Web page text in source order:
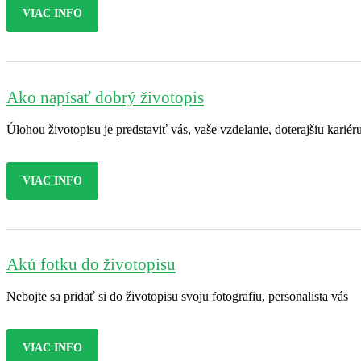
VIAC INFO
Ako napísať dobrý životopis
Úlohou životopisu je predstaviť vás, vaše vzdelanie, doterajšiu
VIAC INFO
Akú fotku do životopisu
Nebojte sa pridať si do životopisu svoju fotografiu, personalista vás
VIAC INFO